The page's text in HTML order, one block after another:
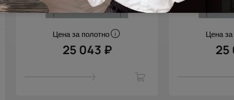
Цена за полотно
25 043 ₽
Цена
25